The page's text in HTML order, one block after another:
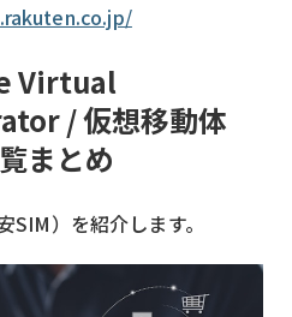
Virtual
/ 仮想移動体
まとめ
）を紹介します。